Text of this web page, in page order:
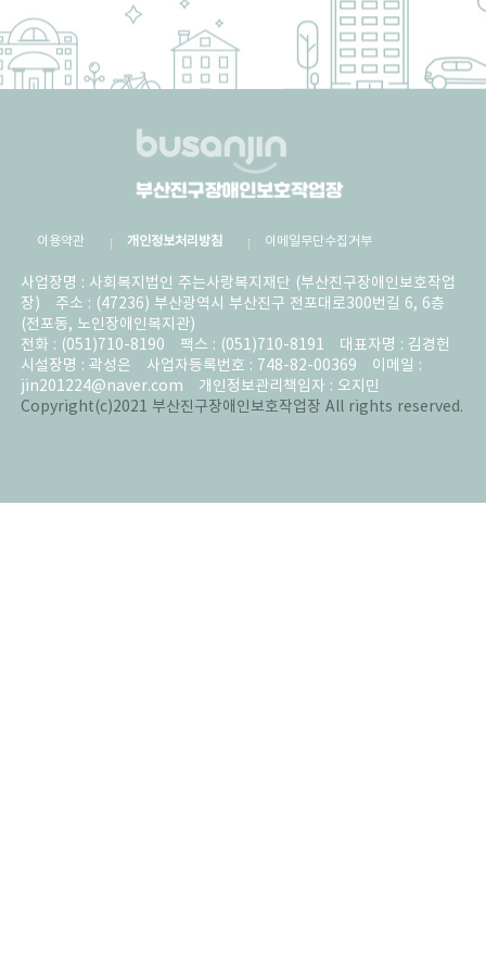
이용약관 개인정보처리방침 이메일무단수집거부
사업장명 : 사회복지법인 주는사랑복지재단 (부산진구장애인보호작업
장)
주소 : (47236) 부산광역시 부산진구 전포대로300번길 6, 6층
(전포동, 노인장애인복지관)
전화 : (051)710-8190
팩스 : (051)710-8191
대표자명 : 김경헌
시설장명 : 곽성은
사업자등록번호 : 748-82-00369
이메일 :
jin201224@naver.com
개인정보관리책임자 : 오지민
Copyright(c)2021 부산진구장애인보호작업장 All rights reserved.